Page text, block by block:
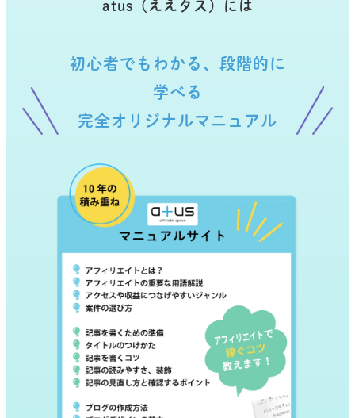
atus（ええタス）には
初心者でもわかる、段階的に
学べる
完全オリジナルマニュアル